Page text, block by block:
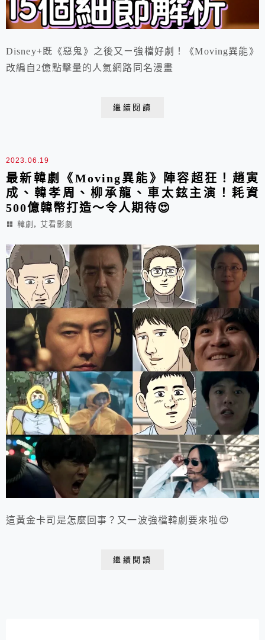
Disney+既《惡鬼》之後又ㄧ強檔好劇！《Moving異能》
改編自2億點擊量的人氣網路同名漫畫
繼續閱讀
2023.06.19
最新韓劇《Moving異能》陣容超狂！趙寅
成、韓孝周、柳承龍、車太鉉主演！耗資
500億韓幣打造～令人期待😍
韓劇 , 艾看影劇
這黃金卡司是怎麼回事？又一波強檔韓劇要來啦😍
繼續閱讀